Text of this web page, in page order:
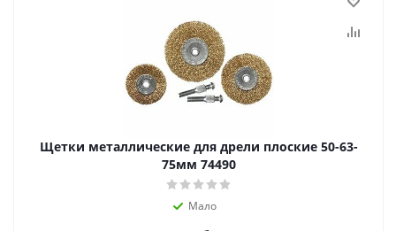
Щетки металлические для дрели плоские 50-63-
75мм 74490
Мало